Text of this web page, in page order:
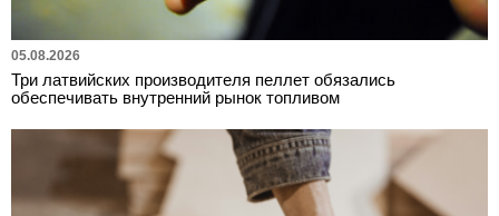
05.08.2026
Три латвийских производителя пеллет обязались
обеспечивать внутренний рынок топливом